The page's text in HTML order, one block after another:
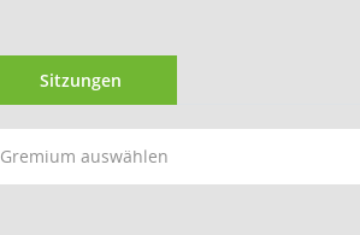
Sitzungen
Gremium auswählen